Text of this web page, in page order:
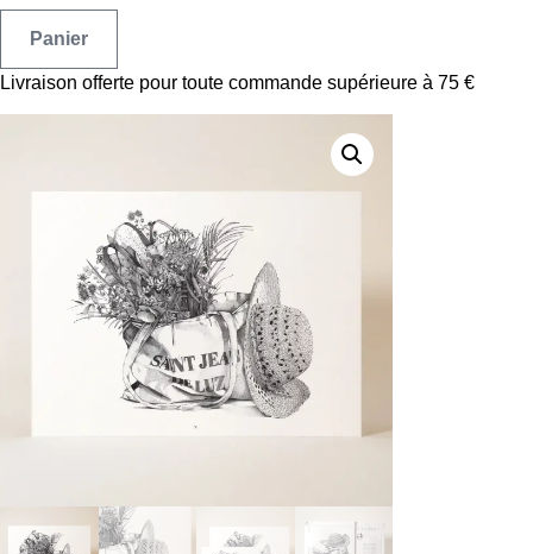
Panier
Livraison offerte pour toute commande supérieure à 75 €